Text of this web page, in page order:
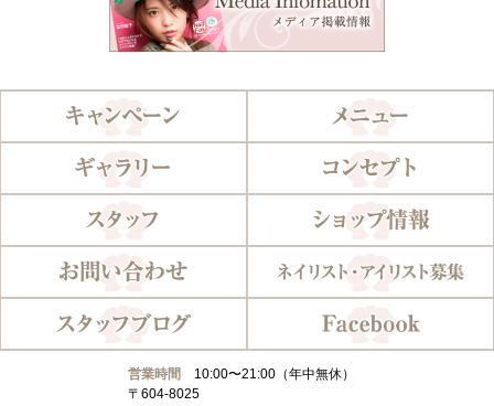
営業時間
10:00〜21:00（年中無休）
〒604-8025